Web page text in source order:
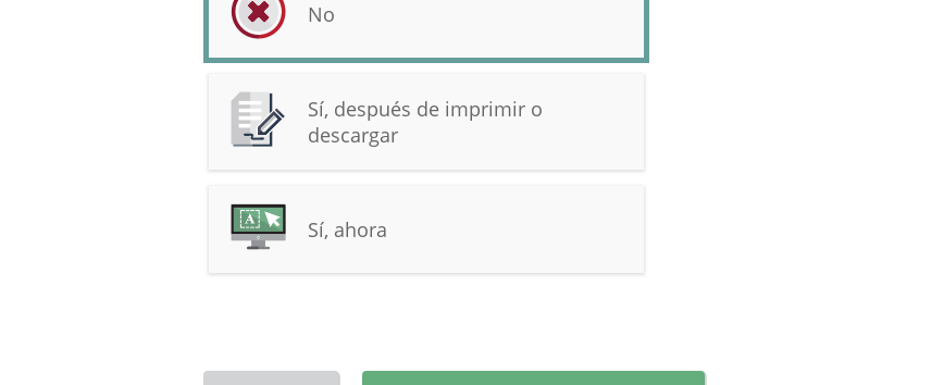
No
Sí, después de imprimir o
descargar
Sí, ahora